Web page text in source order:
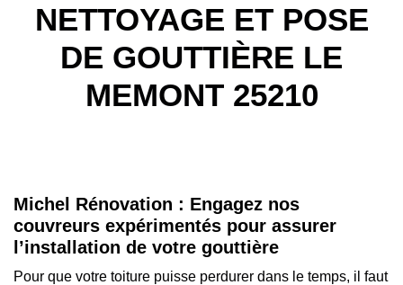
NETTOYAGE ET POSE
DE GOUTTIÈRE LE
MEMONT 25210
Michel Rénovation : Engagez nos
couvreurs expérimentés pour assurer
l’installation de votre gouttière
Pour que votre toiture puisse perdurer dans le temps, il faut